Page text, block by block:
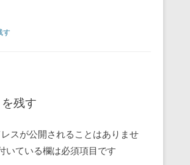
す
ション
残す
レスが公開されることはありませ
いている欄は必須項目です